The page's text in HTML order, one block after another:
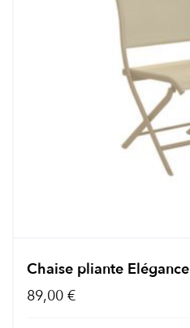
Chaise pliante Elégance
89,00 €